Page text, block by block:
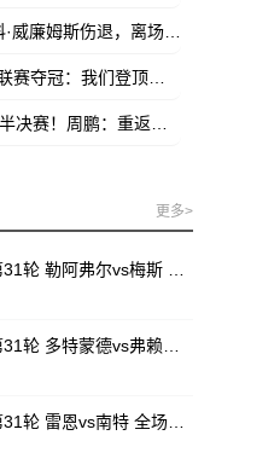
退，离场时不断说：这不可能
我们登顶王座，实至名归
重返四强 跟球队一起拼到底
更多>